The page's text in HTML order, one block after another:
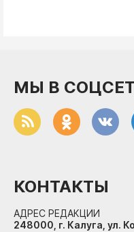
МЫ В
КОНТАКТЫ
АДРЕС РЕДАКЦИИ
248000, г. Калуга, ул.